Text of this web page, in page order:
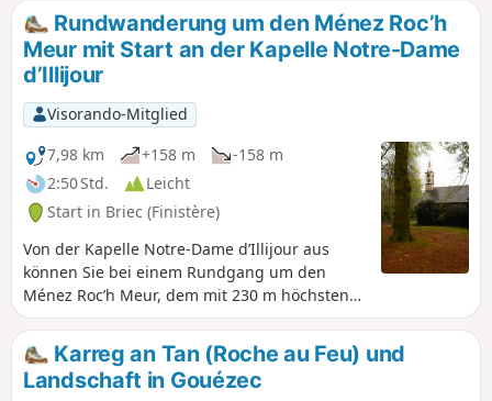
Rundwanderung um den Ménez Roc’h
Meur mit Start an der Kapelle Notre-Dame
d’Illijour
Visorando-Mitglied
7,98 km
+158 m
-158 m
2:50 Std.
Leicht
Start in Briec (Finistère)
Von der Kapelle Notre-Dame d’Illijour aus
können Sie bei einem Rundgang um den
Ménez Roc’h Meur, dem mit 230 m höchsten
Punkt von Briec, herrliche Ausblicke genießen.
Bei gutem Wetter können Sie das Meer und
die Klippen der Halbinsel Crozon sehen. Und
wenn Sie Lust haben, können Sie auf zwei
Karreg an Tan (Roche au Feu) und
Landschaft in Gouézec